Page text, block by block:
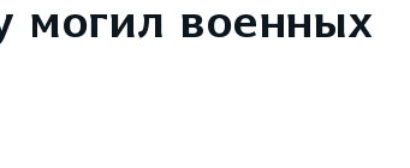
могил военных